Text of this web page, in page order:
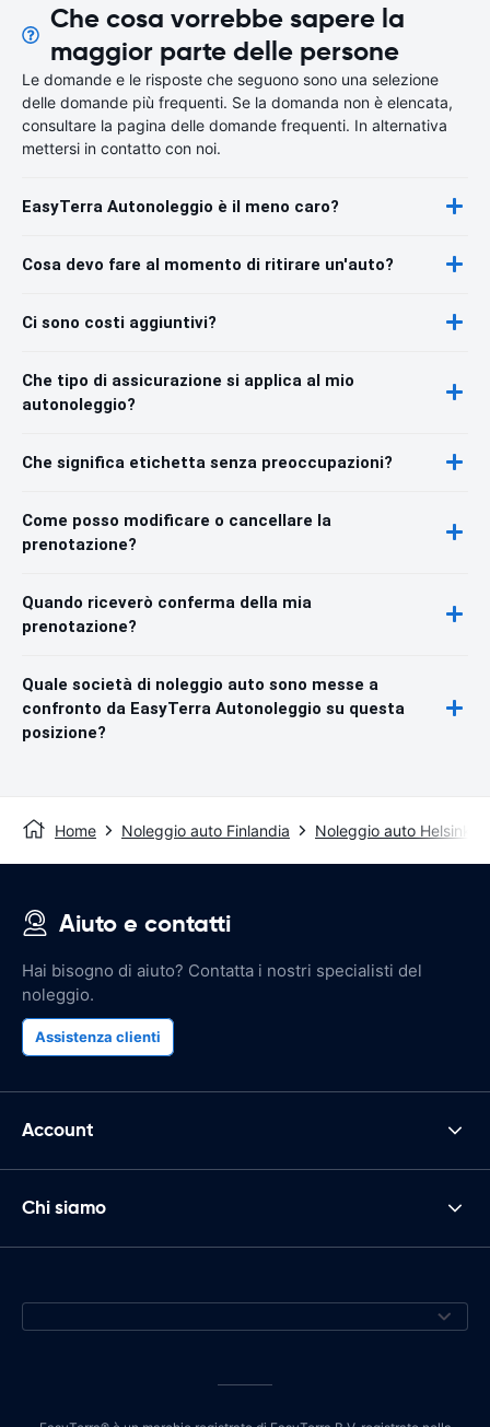
Che cosa vorrebbe sapere la
maggior parte delle persone
Le domande e le risposte che seguono sono una selezione
delle domande più frequenti. Se la domanda non è elencata,
consultare la pagina delle domande frequenti. In alternativa
mettersi in contatto con noi.
EasyTerra Autonoleggio è il meno caro?
Cosa devo fare al momento di ritirare un'auto?
Ci sono costi aggiuntivi?
Che tipo di assicurazione si applica al mio
autonoleggio?
Che significa etichetta senza preoccupazioni?
Come posso modificare o cancellare la
prenotazione?
Quando riceverò conferma della mia
prenotazione?
Quale società di noleggio auto sono messe a
confronto da EasyTerra Autonoleggio su questa
posizione?
Home Noleggio auto Finlandia Noleggio auto Helsinki
Aiuto e contatti
Hai bisogno di aiuto? Contatta i nostri specialisti del
noleggio.
Assistenza clienti
Account
Chi siamo